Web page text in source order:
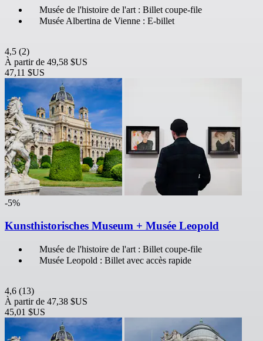
Musée de l'histoire de l'art : Billet coupe-file
Musée Albertina de Vienne : E-billet
4,5 (2)
À partir de 49,58 $US
47,11 $US
-5%
Kunsthistorisches Museum + Musée Leopold
Musée de l'histoire de l'art : Billet coupe-file
Musée Leopold : Billet avec accès rapide
4,6 (13)
À partir de 47,38 $US
45,01 $US